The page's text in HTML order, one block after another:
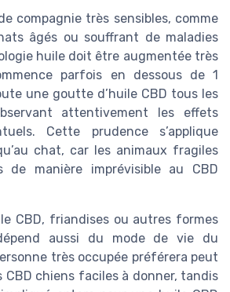
compagnie très sensibles, comme
âgés ou souffrant de maladies
huile doit être augmentée très
parfois en dessous de 1
une goutte d’huile CBD tous les
attentivement les effets
Cette prudence s’applique
chat, car les animaux fragiles
de manière imprévisible au CBD
CBD, friandises ou autres formes
aussi du mode de vie du
très occupée préférera peut
chiens faciles à donner, tandis